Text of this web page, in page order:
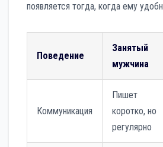
появляется тогда, когда ему
Поведение
Занятый
мужчина
Коммуникация
Пишет
коротко, но
регулярно